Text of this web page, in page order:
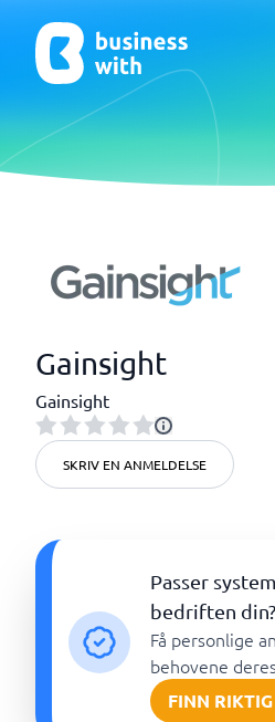
Gainsight
Gainsight
SKRIV EN ANMELDELSE
Passer
bedriften din?
Få personlige
behovene
FINN